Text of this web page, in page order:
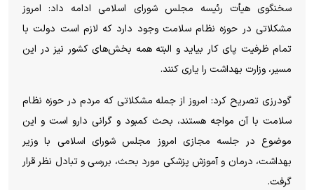
سخنگوی هیأت رئیسه مجلس شورای اسلامی ادامه داد: امروز
مشکلاتی در حوزه نظام سلامت وجود دارد که لازم است دولت با
تمام ظرفیت پای کار بیاید و البته همه بخش‌های کشور نیز در این
مسیر، وزارت بهداشت را یاری کنند.
گودرزی تصریح کرد: امروز از جمله مشکلاتی که مردم در حوزه نظام
سلامت با آن مواجه هستند، بحث کمبود و گرانی دارو است و این
موضوع در جلسه مجازی امروز مجلس شورای اسلامی با وزیر
بهداشت، درمان و آموزش پزشکی مورد بحث، بررسی و تبادل نظر قرار
گرفت.